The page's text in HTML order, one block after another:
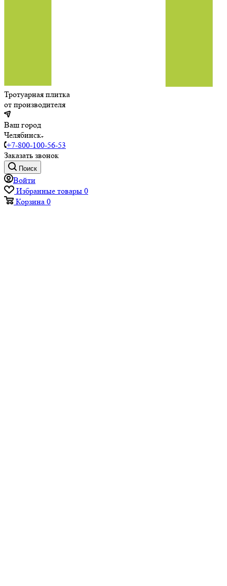
Тротуарная плитка
от производителя
Ваш город
Челябинск
+7-800-100-56-53
Заказать звонок
Поиск
Войти
Избранные товары 0
Корзина 0